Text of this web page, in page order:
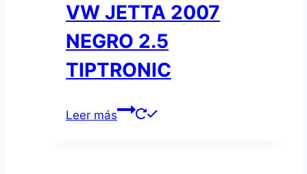
VW JETTA 2007
NEGRO 2.5
TIPTRONIC
Leer más